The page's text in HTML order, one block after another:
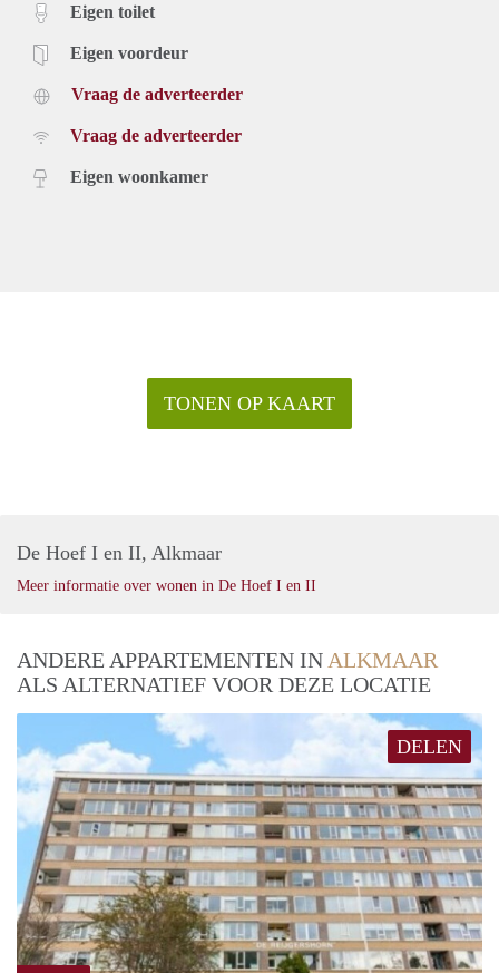
Eigen toilet
Eigen voordeur
Vraag de adverteerder
Vraag de adverteerder
Eigen woonkamer
TONEN OP KAART
De Hoef I en II, Alkmaar
Meer informatie over wonen in De Hoef I en II
ANDERE APPARTEMENTEN IN ALKMAAR
ALS ALTERNATIEF VOOR DEZE LOCATIE
DELEN